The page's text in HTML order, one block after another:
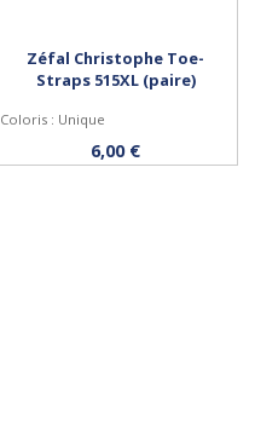
Acheter
Zéfal Christophe Toe-
Straps 515XL (paire)
Coloris : Unique
6,00 €